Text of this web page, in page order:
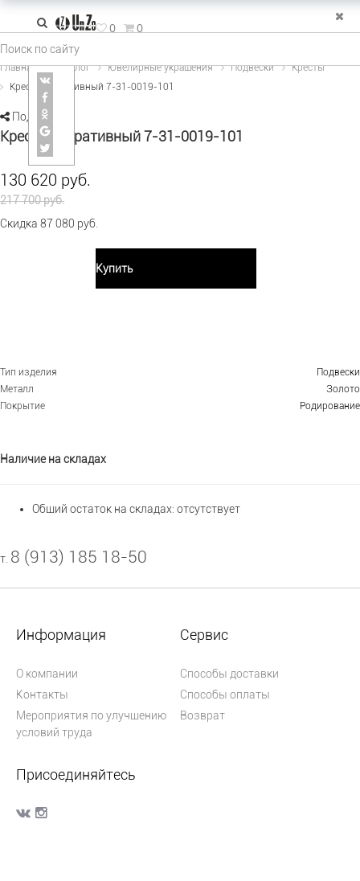
Украшения
и колье
0 0
Главная Каталог Ювелирные украшения Подвески
Кресты
Крест декоративный 7-31-0019-101
Поделиться
Крест декоративный 7-31-0019-101
130 620 руб.
217 700 руб.
Скидка 87 080 руб.
Купить
Тип изделия
Подвески
Металл
Золото
Покрытие
Родирование
Наличие на складах
Общий остаток на складах: отсутствует
т. 8 (913) 185 18-50
Информация
О компании
Контакты
Мероприятия по улучшению
условий труда
Сервис
Способы доставки
Способы оплаты
Возврат
Присоединяйтесь